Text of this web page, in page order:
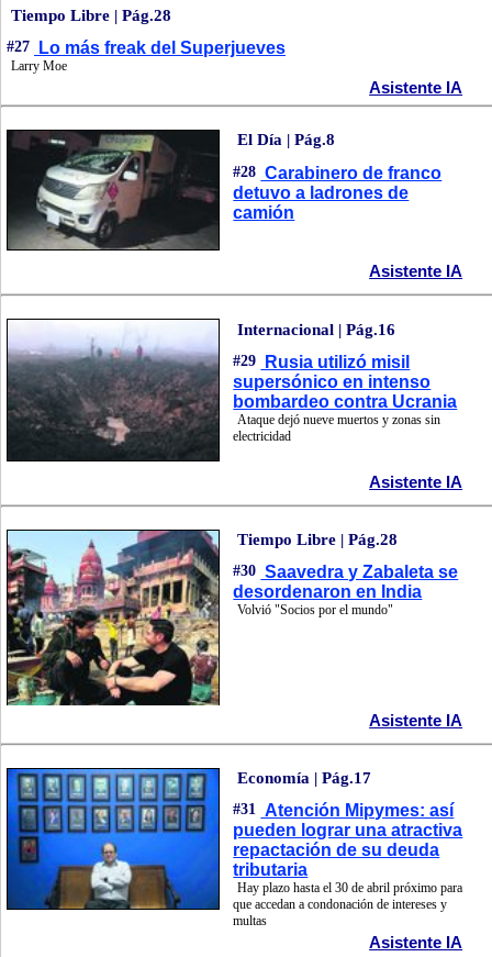
Tiempo Libre | Pág.28
#27 Lo más freak del Superjueves
Larry Moe
Asistente IA
El Día | Pág.8
#28 Carabinero de franco
detuvo a ladrones de
camión
Asistente IA
Internacional | Pág.16
#29
Rusia utilizó misil
supersónico en intenso
bombardeo contra Ucrania
Ataque dejó nueve muertos y zonas sin
electricidad
Asistente IA
Tiempo Libre | Pág.28
#30 Saavedra y Zabaleta se
desordenaron en India
Volvió "Socios por el mundo"
Asistente IA
Economía | Pág.17
#31 Atención Mipymes: así
pueden lograr una atractiva
repactación de su deuda
tributaria
Hay plazo hasta el 30 de abril próximo para
que accedan a condonación de intereses y
multas
Asistente IA